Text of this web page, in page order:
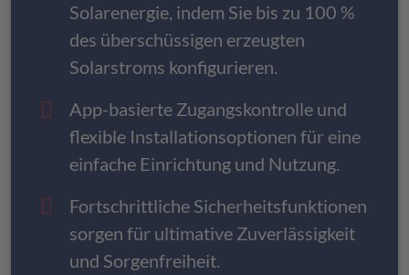
Solarenergie, indem Sie bis zu 100 %
des überschüssigen erzeugten
Solarstroms konfigurieren.
App-basierte Zugangskontrolle und
flexible Installationsoptionen für eine
einfache Einrichtung und Nutzung.
Fortschrittliche Sicherheitsfunktionen
sorgen für ultimative Zuverlässigkeit
und Sorgenfreiheit.